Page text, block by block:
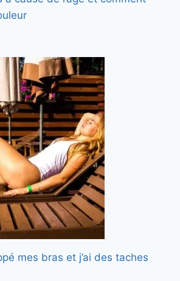
mes bras et j’ai des taches